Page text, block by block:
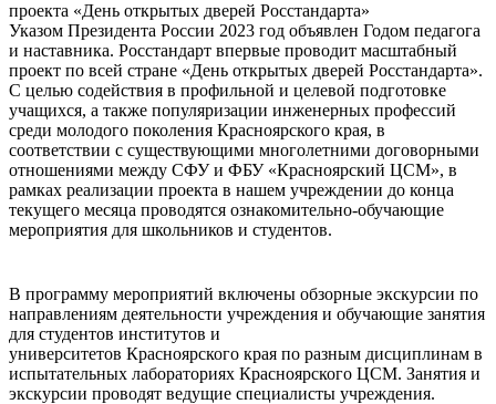
Указом Президента России 2023 год объявлен Годом педагога
и наставника. Росстандарт впервые проводит масштабный
проект по всей стране «День открытых дверей Росстандарта».
С целью содействия в профильной и целевой подготовке
учащихся, а также популяризации инженерных профессий
среди молодого поколения Красноярского края, в
соответствии с существующими многолетними договорными
отношениями между СФУ и ФБУ «Красноярский ЦСМ», в
рамках реализации проекта в нашем учреждении до конца
текущего месяца проводятся ознакомительно-обучающие
мероприятия для школьников и студентов.
В программу мероприятий включены обзорные экскурсии по
направлениям деятельности учреждения и обучающие занятия
для студентов институтов и
университетов Красноярского края по разным дисциплинам в
испытательных лабораториях Красноярского ЦСМ. Занятия и
экскурсии проводят ведущие специалисты учреждения.